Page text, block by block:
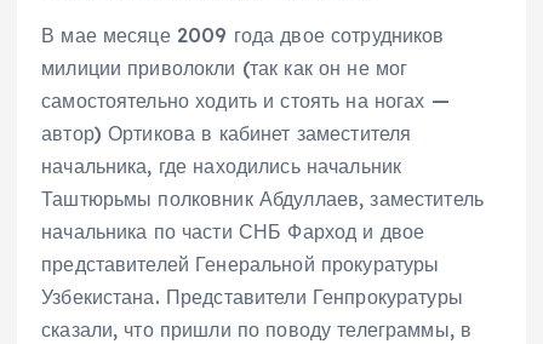
В мае месяце 2009 года двое сотрудников
милиции приволокли (так как он не мог
самостоятельно ходить и стоять на ногах —
автор) Ортикова в кабинет заместителя
начальника, где находились начальник
Таштюрьмы полковник Абдуллаев, заместитель
начальника по части СНБ Фарход и двое
представителей Генеральной прокуратуры
Узбекистана. Представители Генпрокуратуры
сказали, что пришли по поводу телеграммы, в